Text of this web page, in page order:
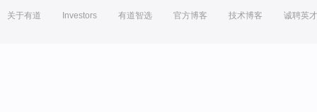
关于有道 Investors 有道智选 官方博客 技术博客 诚聘英才